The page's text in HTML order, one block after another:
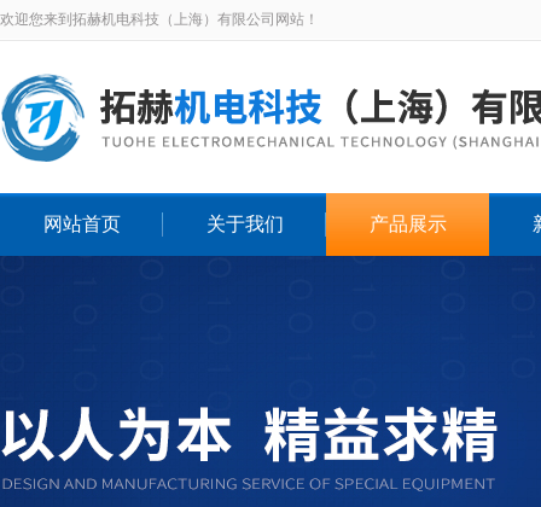
欢迎您来到拓赫机电科技（上海）有限公司网站！
网站首页 关于我们 产品展示